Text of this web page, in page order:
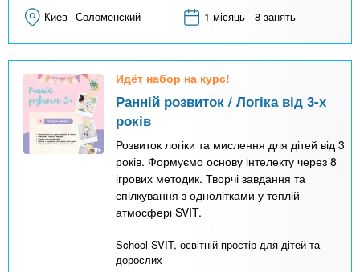
Киев Соломенский 1 місяць - 8 занять
Идёт набор на курс!
Ранній розвиток / Логіка від 3-х
років
Розвиток логіки та мислення для дітей від 3
років. Формуємо основу інтелекту через 8
ігрових методик. Творчі завдання та
спілкування з однолітками у теплій
атмосфері SVIT.
School SVIT, освітній простір для дітей та
дорослих